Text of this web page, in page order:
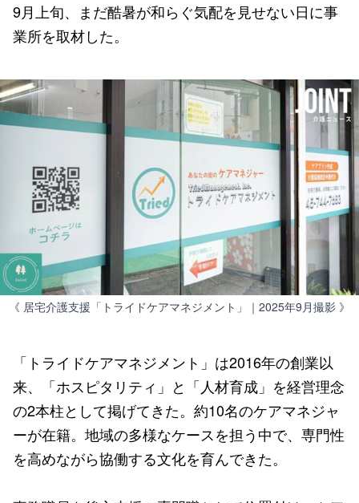
9月上旬、まだ酷暑が和らぐ気配を見せない日に事
業所を取材した。
《 居宅介護支援「トライドケアマネジメント」｜2025年9月撮影 》
「トライドケアマネジメント」は2016年の創業以
来、「ホスピタリティ」と「人材育成」を経営理念
の2本柱として掲げてきた。約10名のケアマネジャ
ーが在籍。地域の多様なケースを担う中で、専門性
を高めながら協働する文化を育んできた。